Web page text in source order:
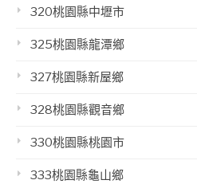
320桃園縣中壢市
325桃園縣龍潭鄉
327桃園縣新屋鄉
328桃園縣觀音鄉
330桃園縣桃園市
333桃園縣龜山鄉